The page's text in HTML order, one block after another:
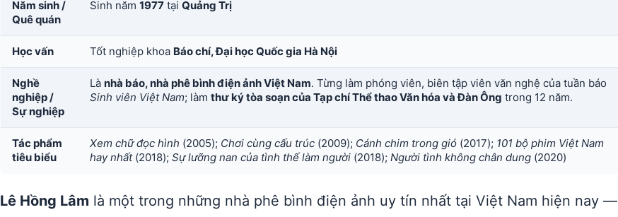
Năm sinh /
Quê quán
Sinh năm 1977 tại Quảng Trị
Học vấn Tốt nghiệp khoa Báo chí, Đại học Quốc gia Hà Nội
Nghề
nghiệp /
Sự nghiệp
Là nhà báo, nhà phê bình điện ảnh Việt Nam. Từng làm phóng viên, biên tập viên văn nghệ của tuần báo
Sinh viên Việt Nam; làm thư ký tòa soạn của Tạp chí Thể thao Văn hóa và Đàn Ông trong 12 năm.
Tác phẩm
tiêu biểu
Xem chữ đọc hình (2005); Chơi cùng cấu trúc (2009); Cánh chim trong gió (2017); 101 bộ phim Việt Nam
hay nhất(2018); Sự lưỡng nan của tình thế làm người (2018); Người tình không chân dung (2020)
Lê Hồng Lâm là một trong những nhà phê bình điện ảnh uy tín nhất tại Việt Nam hiện nay —